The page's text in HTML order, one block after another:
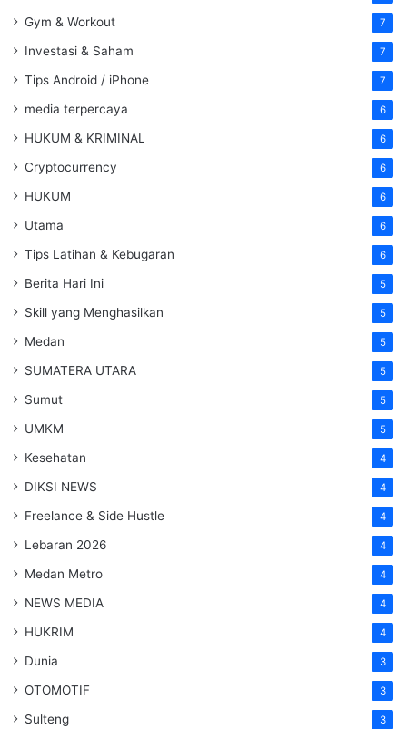
Gym & Workout 7
Investasi & Saham 7
Tips Android / iPhone 7
media terpercaya 6
HUKUM & KRIMINAL 6
Cryptocurrency 6
HUKUM 6
Utama 6
Tips Latihan & Kebugaran 6
Berita Hari Ini 5
Skill yang Menghasilkan 5
Medan 5
SUMATERA UTARA 5
Sumut 5
UMKM 5
Kesehatan 4
DIKSI NEWS 4
Freelance & Side Hustle 4
Lebaran 2026 4
Medan Metro 4
NEWS MEDIA 4
HUKRIM 4
Dunia 3
OTOMOTIF 3
Sulteng 3